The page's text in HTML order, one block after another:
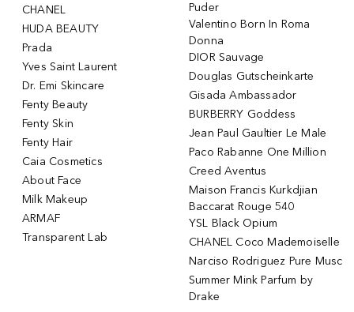
CHANEL
HUDA BEAUTY
Prada
Yves Saint Laurent
Dr. Emi Skincare
Fenty Beauty
Fenty Skin
Fenty Hair
Caia Cosmetics
About Face
Milk Makeup
ARMAF
Transparent Lab
Puder
Valentino Born In Roma
Donna
DIOR Sauvage
Douglas Gutscheinkarte
Gisada Ambassador
BURBERRY Goddess
Jean Paul Gaultier Le Male
Paco Rabanne One Million
Creed Aventus
Maison Francis Kurkdjian
Baccarat Rouge 540
YSL Black Opium
CHANEL Coco Mademoiselle
Narciso Rodriguez Pure Musc
Summer Mink Parfum by
Drake